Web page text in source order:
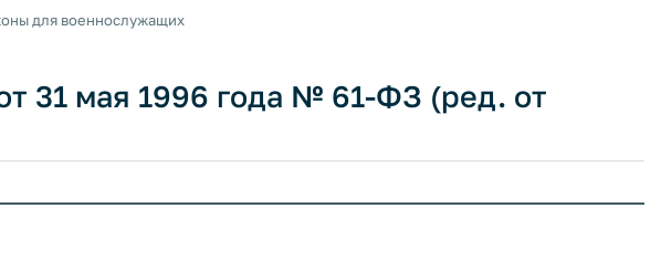
для военнослужащих
31 мая 1996 года № 61-ФЗ (ред. от